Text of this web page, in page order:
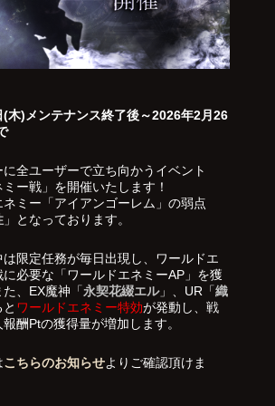
木)メンテナンス終了後～2026年2月26
全ユーザーで立ち向かうイベント
ミー戦」を開催いたします！
ミー「アイアンゴーレム」の弱点
」となっております。
限定任務が毎日出現し、ワールドエ
必要な「ワールドエネミーAP」を獲
、EX魔神「永契花綴エル」、UR「織
ワールドエネミー特効が発動し、戦
酬Ptの獲得量が増加します。
こちらのお知らせよりご確認頂けま